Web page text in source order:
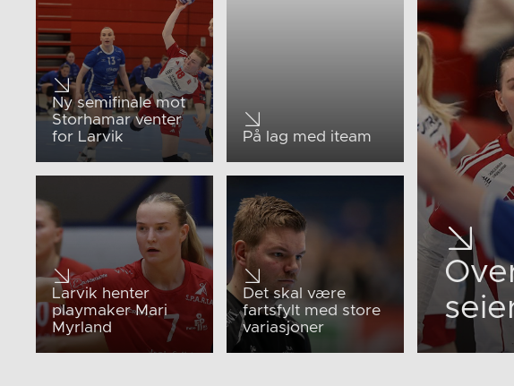
Ny semifinale mot
Storhamar venter
for Larvik
På lag med iteam
Larvik henter
playmaker Mari
Myrland
Det skal være
fartsfylt med store
variasjoner